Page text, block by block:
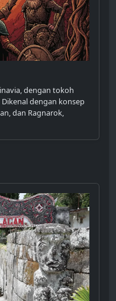
dengan tokoh
dengan konsep
dan Ragnarok,